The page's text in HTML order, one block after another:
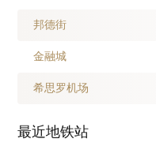
邦德街
金融城
希思罗机场
最近地铁站